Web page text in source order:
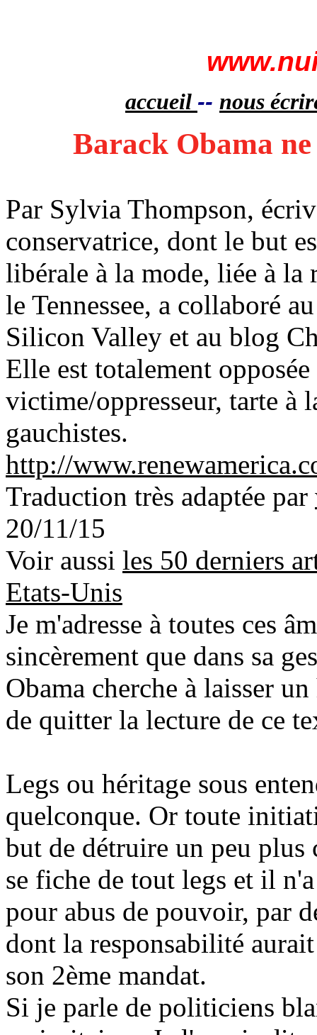
accueil -- nous
Barack Obama
Par Sylvia Thompson,
conservatrice, dont le but
libérale à la mode, liée à la
le Tennessee, a collaboré
Silicon Valley et au blog
Elle est totalement
victime/oppresseur, tarte à
gauchistes.
http://
Traduction très adaptée par
20/11/15
Voir aussi les 50 derniers
Etats-Unis
Je m'adresse à toutes ces
sincèrement que dans sa
Obama cherche à laisser
de quitter la lecture de ce
Legs ou héritage sous
quelconque. Or toute
but de détruire un peu
se fiche de tout legs et il
pour abus de pouvoir, par
dont la responsabilité
son 2ème mandat.
Si je parle de politiciens